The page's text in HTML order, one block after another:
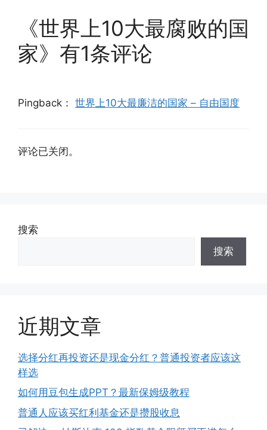
《世界上10大最腐败的国
家》有1条评论
Pingback： 世界上10大最廉洁的国家 – 自由国度
评论已关闭。
搜索
搜索
近期文章
选择分红再投资还是现金分红？普通投资者应该这
样选
如何用豆包生成PPT？最新保姆级教程
普通人应该买红利基金还是攒股收息